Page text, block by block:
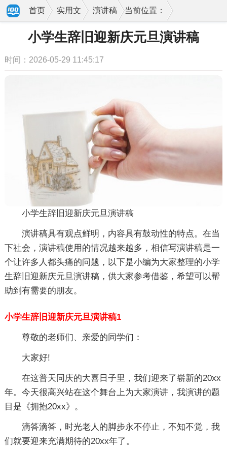
当前位置：
首页 实用文 演讲稿
小学生辞旧迎新庆元旦演讲稿
时间：2026-05-29 11:45:17
小学生辞旧迎新庆元旦演讲稿
演讲稿具有观点鲜明，内容具有鼓动性的特点。在当
下社会，演讲稿使用的情况越来越多，相信写演讲稿是一
个让许多人都头痛的问题，以下是小编为大家整理的小学
生辞旧迎新庆元旦演讲稿，供大家参考借鉴，希望可以帮
助到有需要的朋友。
小学生辞旧迎新庆元旦演讲稿1
尊敬的老师们、亲爱的同学们：
大家好!
在这普天同庆的大喜日子里，我们迎来了崭新的20xx
年。今天很高兴站在这个舞台上为大家演讲，我演讲的题
目是《拥抱20xx》。
滴答滴答，时光老人的脚步永不停止，不知不觉，我
们就要迎来充满期待的20xx年了。